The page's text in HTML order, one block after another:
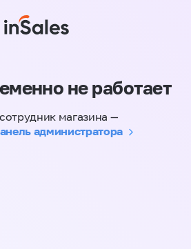
не работает
магазина —
администратора